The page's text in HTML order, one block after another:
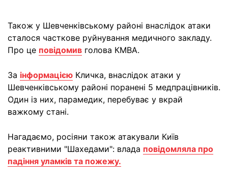
Також у Шевченківському районі внаслідок атаки
сталося часткове руйнування медичного закладу.
Про це повідомив голова КМВА.
За інформацією Кличка, внаслідок атаки у
Шевченківському районі поранені 5 медпрацівників.
Один із них, парамедик, перебуває у вкрай
важкому стані.
Нагадаємо, росіяни також атакували Київ
реактивними "Шахедами": влада повідомляла про
падіння уламків та пожежу.